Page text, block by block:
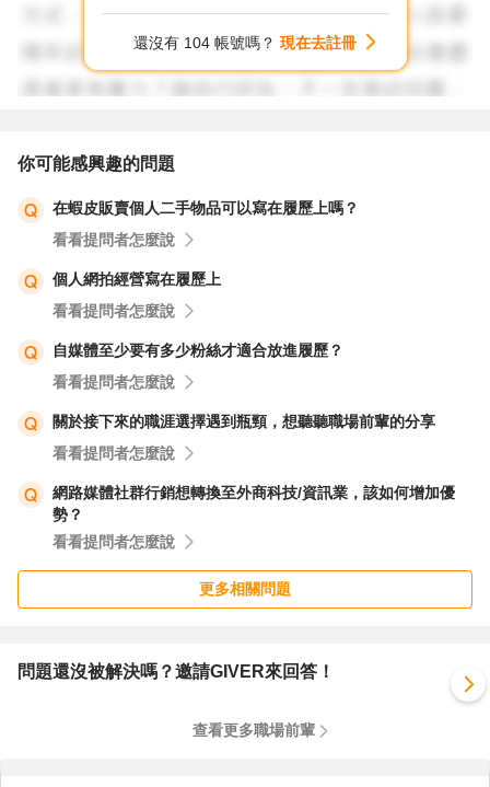
還沒有 104 帳號嗎？ 現在去註冊
你可能感興趣的問題
在蝦皮販賣個人二手物品可以寫在履歷上嗎？
看看提問者怎麼說
個人網拍經營寫在履歷上
看看提問者怎麼說
自媒體至少要有多少粉絲才適合放進履歷？
看看提問者怎麼說
關於接下來的職涯選擇遇到瓶頸，想聽聽職場前輩的分享
看看提問者怎麼說
網路媒體社群行銷想轉換至外商科技/資訊業，該如何增加優
勢？
看看提問者怎麼說
更多相關問題
問題還沒被解決嗎？邀請GIVER來回答！
查看更多職場前輩